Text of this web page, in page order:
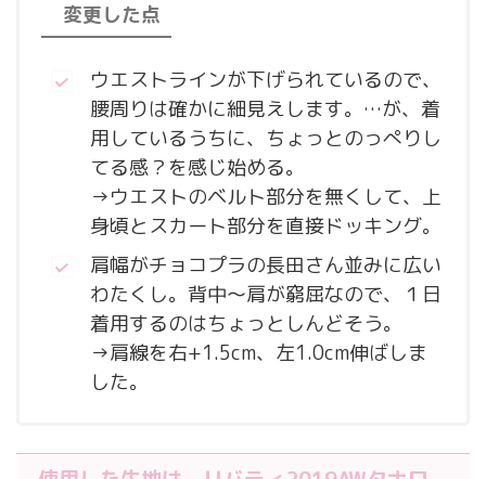
変更した点
ウエストラインが下げられているので、
腰周りは確かに細見えします。…が、着
用しているうちに、ちょっとのっぺりし
てる感？を感じ始める。
→ウエストのベルト部分を無くして、上
身頃とスカート部分を直接ドッキング。
肩幅がチョコプラの長田さん並みに広い
わたくし。背中〜肩が窮屈なので、１日
着用するのはちょっとしんどそう。
→肩線を右+1.5cm、左1.0cm伸ばしま
した。